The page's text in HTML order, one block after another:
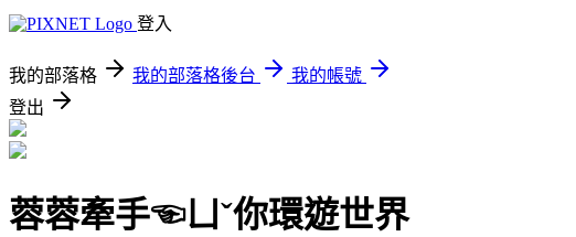
登入
我的部落格 我的部落格後台
我的帳號
登出
蓉蓉牽手☜ㄩˇ你環遊世界